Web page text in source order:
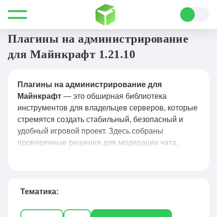
Все для Minecraft Плагины Администрирование
Плагины на администрирование
для Майнкрафт 1.21.10
Плагины на администрирование для
Майнкрафт — это обширная библиотека
инструментов для владельцев серверов, которые
стремятся создать стабильный, безопасный и
удобный игровой проект. Здесь собраны
проверенные решения для модерации чата,
узкоспециализированных плагинов для античита,
процессов. Каждый плагин сопровождается
Тематика: